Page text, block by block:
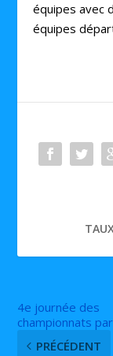
équipes avec
équipes
4e journée des
championnats
PRÉCÉDENT